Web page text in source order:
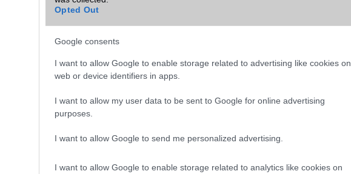
Opted Out
Google consents
I want to allow Google to enable storage related to advertising like cookies on
web or device identifiers in apps.
I want to allow my user data to be sent to Google for online advertising
purposes.
I want to allow Google to send me personalized advertising.
I want to allow Google to enable storage related to analytics like cookies on
Wi-Fi HotSpot alap szolgáltatás
területenként változó
(Japán)